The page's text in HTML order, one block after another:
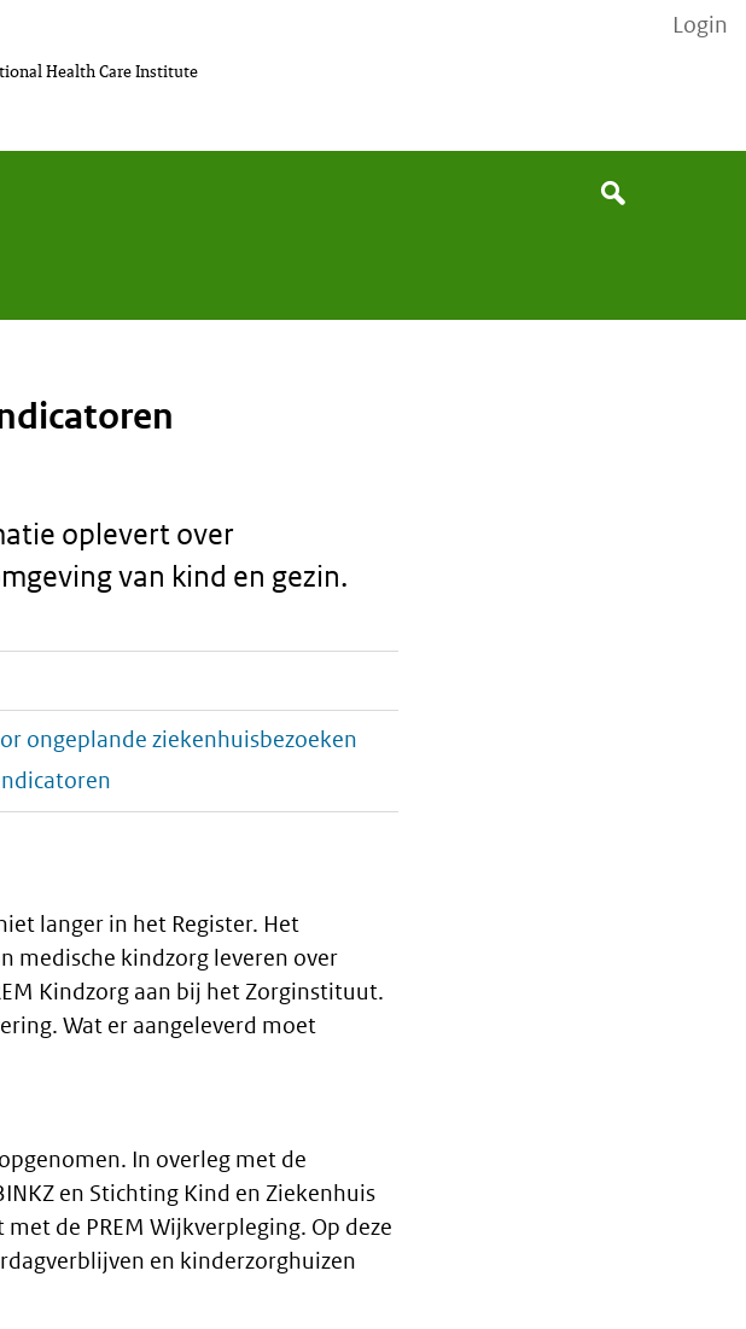
Search
Health Care Institute
Login
oplevert over
van kind en gezin.
ongeplande ziekenhuisbezoeken
langer in het Register. Het
medische kindzorg leveren over
Kindzorg aan bij het Zorginstituut.
Wat er aangeleverd moet
In overleg met de
en Stichting Kind en Ziekenhuis
de PREM Wijkverpleging. Op deze
en kinderzorghuizen